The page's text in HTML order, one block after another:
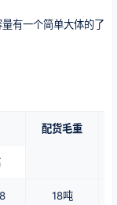
有一个简单大体的了
配货毛重
18吨